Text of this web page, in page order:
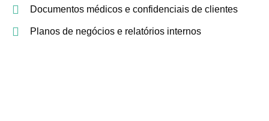
Documentos médicos e confidenciais de clientes
Planos de negócios e relatórios internos